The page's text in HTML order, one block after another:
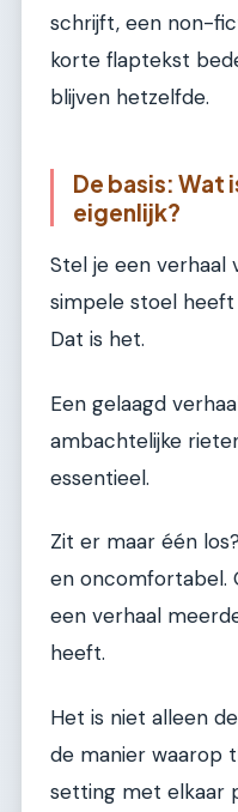
schrijft, een non-
korte flaptekst
blijven hetzelfde.
De basis: Wat
eigenlijk?
Stel je een verhaal
simpele stoel
Dat is het.
Een gelaagd
ambachtelijke
essentieel.
Zit er maar één
en oncomfortabel.
een verhaal
heeft.
Het is niet alleen
de manier waarop
setting met elkaar